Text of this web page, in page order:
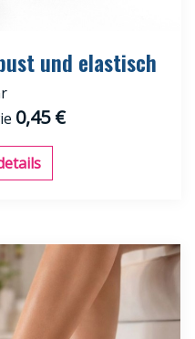
und elastisch
0,45 €